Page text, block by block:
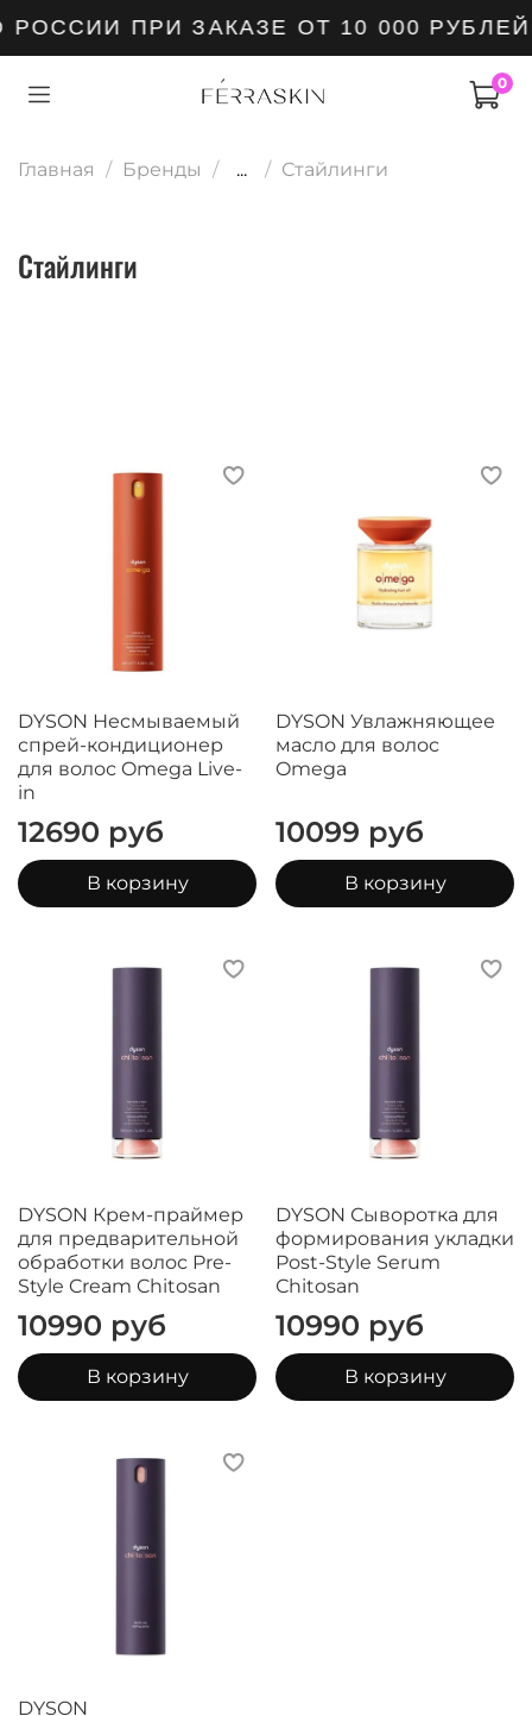
ПРИ ЗАКАЗЕ ОТ 10 000 РУБЛЕЙ
0
Главная Бренды ... Стайлинги
Стайлинги
DYSON Несмываемый
спрей-кондиционер
для волос Omega Live-
in
12690 руб
В корзину
DYSON Увлажняющее
масло для волос
Omega
10099 руб
В корзину
DYSON Крем-праймер
для предварительной
обработки волос Pre-
Style Cream Chitosan
10990 руб
В корзину
DYSON Сыворотка для
формирования укладки
Post-Style Serum
Сhitosan
10990 руб
В корзину
DYSON